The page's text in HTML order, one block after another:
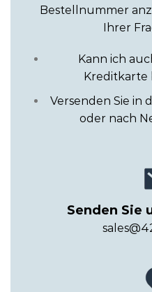
Bestellnummer
Ihrer
Kann ich
Kreditkarte
Versenden Sie in
oder nach
Senden Sie